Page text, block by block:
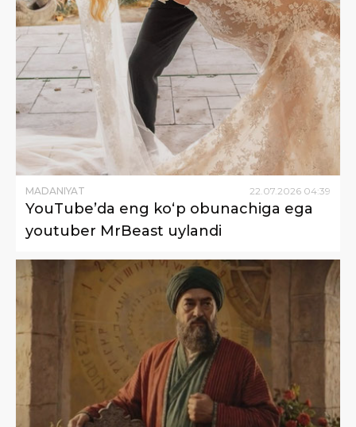
MADANIYAT 22.07.2026 04:39
YouTube’da eng ko‘p obunachiga ega
youtuber MrBeast uylandi